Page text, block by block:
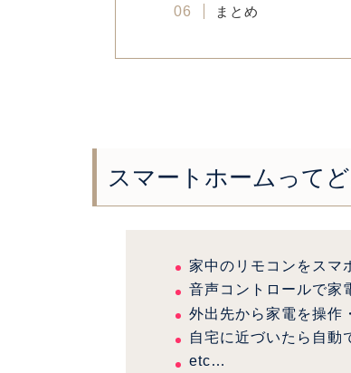
まとめ
スマートホームって
家中のリモコンをスマ
音声コントロールで家
外出先から家電を操作
自宅に近づいたら自動
etc…